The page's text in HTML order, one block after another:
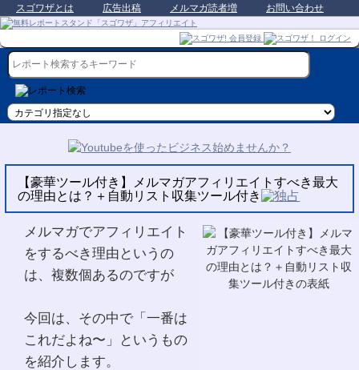
スゴワザとは 広告出稿 メルマガ読者増 お問い合わせ
【豪華ツール付き】メルマガアフィリエイトすべき最大
の理由とは？＋自動リスト収集ツール付き
メルマガでアフィリエイト
をするべき理由というの
は、複数個あるのですが
今回は、その中で「一番は
これだよね〜」というもの
を紹介します。